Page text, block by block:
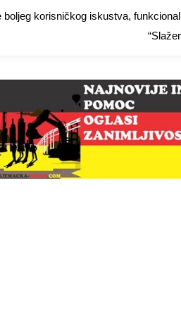
korisničkog iskustva,